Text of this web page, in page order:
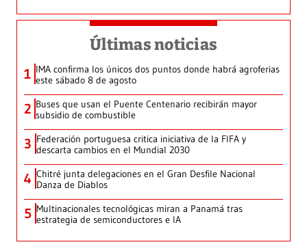
Últimas noticias
1 IMA confirma los únicos dos puntos donde habrá agroferias
este sábado 8 de agosto
2 Buses que usan el Puente Centenario recibirán mayor
subsidio de combustible
3 Federación portuguesa critica iniciativa de la FIFA y
descarta cambios en el Mundial 2030
4 Chitré junta delegaciones en el Gran Desfile Nacional
Danza de Diablos
5 Multinacionales tecnológicas miran a Panamá tras
estrategia de semiconductores e IA